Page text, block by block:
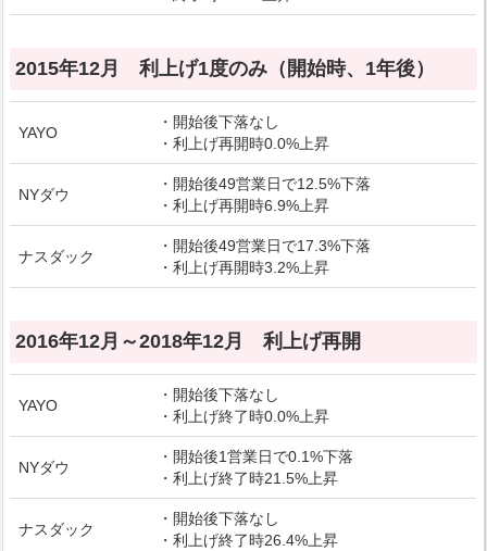
2015年12月 利上げ1度のみ（開始時、1年後）
YAYO
・開始後下落なし
・利上げ再開時0.0%上昇
NYダウ
・開始後49営業日で12.5%下落
・利上げ再開時6.9%上昇
ナスダック
・開始後49営業日で17.3%下落
・利上げ再開時3.2%上昇
2016年12月～2018年12月 利上げ再開
YAYO
・開始後下落なし
・利上げ終了時0.0%上昇
NYダウ
・開始後1営業日で0.1%下落
・利上げ終了時21.5%上昇
ナスダック
・開始後下落なし
・利上げ終了時26.4%上昇